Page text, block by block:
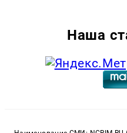
Наша